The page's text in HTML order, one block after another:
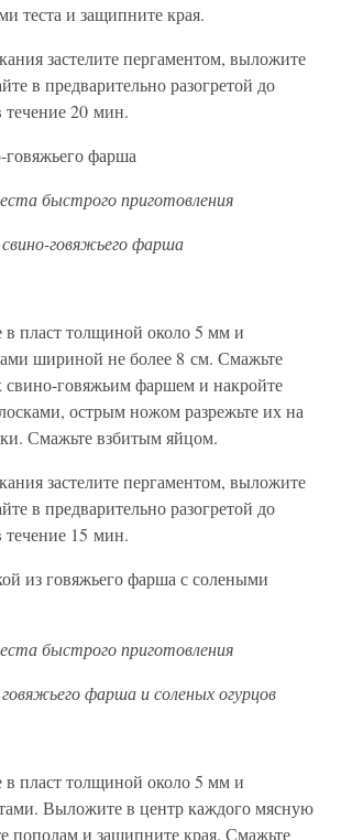
теста и защипните края.
застелите пергаментом, выложите
в предварительно разогретой до
течение 20 мин.
фарша
быстрого приготовления
свино-говяжьего фарша
в пласт толщиной около 5 мм и
шириной не более 8 см. Смажьте
свино-говяжьим фаршем и накройте
острым ножом разрежьте их на
Смажьте взбитым яйцом.
застелите пергаментом, выложите
в предварительно разогретой до
течение 15 мин.
из говяжьего фарша с солеными
быстрого приготовления
фарша и соленых огурцов
в пласт толщиной около 5 мм и
Выложите в центр каждого мясную
пополам и защипните края. Смажьте